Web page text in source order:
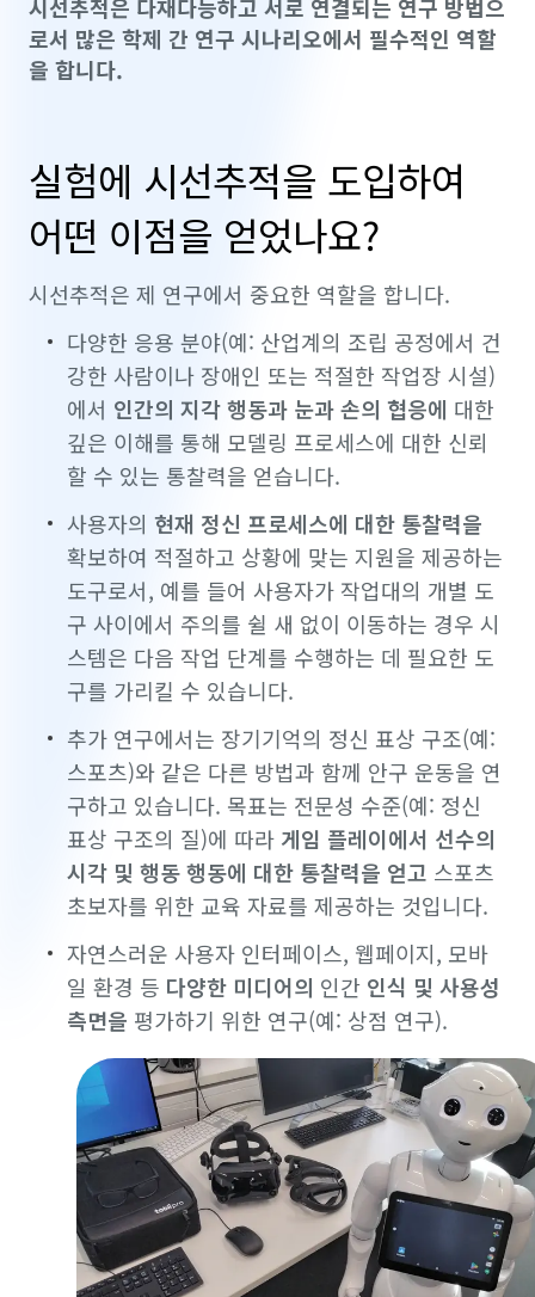
시선추적은 다재다능하고 서로 연결되는 연구 방법으
로서 많은 학제 간 연구 시나리오에서 필수적인 역할
을 합니다.
실험에 시선추적을 도입하여
어떤 이점을 얻었나요?
시선추적은 제 연구에서 중요한 역할을 합니다.
다양한 응용 분야(예: 산업계의 조립 공정에서 건
강한 사람이나 장애인 또는 적절한 작업장 시설)
에서 인간의 지각 행동과 눈과 손의 협응에 대한
깊은 이해를 통해 모델링 프로세스에 대한 신뢰
할 수 있는 통찰력을 얻습니다.
사용자의 현재 정신 프로세스에 대한 통찰력을
확보하여 적절하고 상황에 맞는 지원을 제공하는
도구로서, 예를 들어 사용자가 작업대의 개별 도
구 사이에서 주의를 쉴 새 없이 이동하는 경우 시
스템은 다음 작업 단계를 수행하는 데 필요한 도
구를 가리킬 수 있습니다.
추가 연구에서는 장기기억의 정신 표상 구조(예:
스포츠)와 같은 다른 방법과 함께 안구 운동을 연
구하고 있습니다. 목표는 전문성 수준(예: 정신
표상 구조의 질)에 따라 게임 플레이에서 선수의
시각 및 행동 행동에 대한 통찰력을 얻고 스포츠
초보자를 위한 교육 자료를 제공하는 것입니다.
자연스러운 사용자 인터페이스, 웹페이지, 모바
일 환경 등 다양한 미디어의 인간 인식 및 사용성
측면을 평가하기 위한 연구(예: 상점 연구).